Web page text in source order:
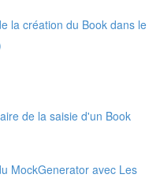
la création du Book dans le
de la saisie d'un Book
MockGenerator avec Les